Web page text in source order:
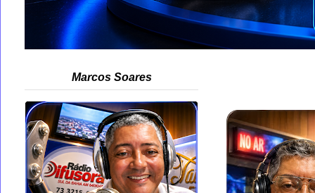
Marcos Soares